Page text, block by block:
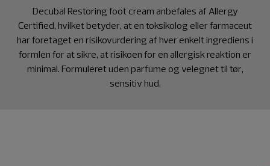
Decubal Restoring foot cream anbefales af Allergy
Certified, hvilket betyder, at en toksikolog eller farmaceut
har foretaget en risikovurdering af hver enkelt ingrediens i
formlen for at sikre, at risikoen for en allergisk reaktion er
minimal. Formuleret uden parfume og velegnet til tør,
sensitiv hud.